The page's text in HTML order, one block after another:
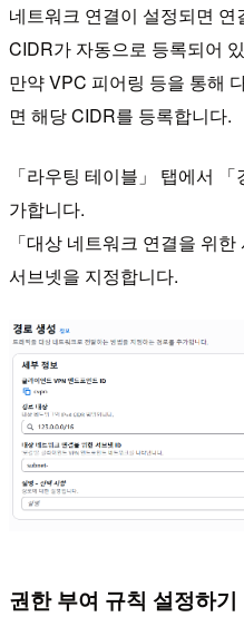
네트워크 연결이 설정되면
CIDR가 자동으로 등록되어
만약 VPC 피어링 등을 통해
면 해당 CIDR를 등록합니다.
「라우팅 테이블」 탭에서
가합니다.
「대상 네트워크 연결을 위
서브넷을 지정합니다.
권한 부여 규칙 설정하기